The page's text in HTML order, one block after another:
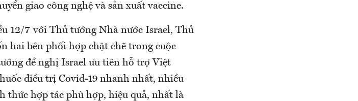
giao công nghệ và sản xuất vaccine.
12/7 với Thủ tướng Nhà nước Israel, Thủ
hai bên phối hợp chặt chẽ trong cuộc
đề nghị Israel ưu tiên hỗ trợ Việt
điều trị Covid-19 nhanh nhất, nhiều
thức hợp tác phù hợp, hiệu quả, nhất là